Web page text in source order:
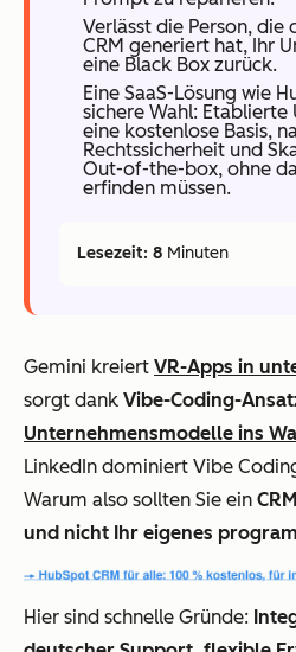
Verlässt die Person, die
CRM generiert hat, Ihr
eine Black Box zurück.
Eine SaaS-Lösung wie
sichere Wahl: Etablierte
eine kostenlose Basis,
Rechtssicherheit und
Out-of-the-box, ohne
erfinden müssen.
Lesezeit: 8 Minuten
Gemini kreiert VR-Apps in
sorgt dank Vibe-Coding-
Unternehmensmodelle ins
LinkedIn dominiert Vibe
Warum also sollten Sie ein
und nicht Ihr eigenes
Hier sind schnelle Gründe: